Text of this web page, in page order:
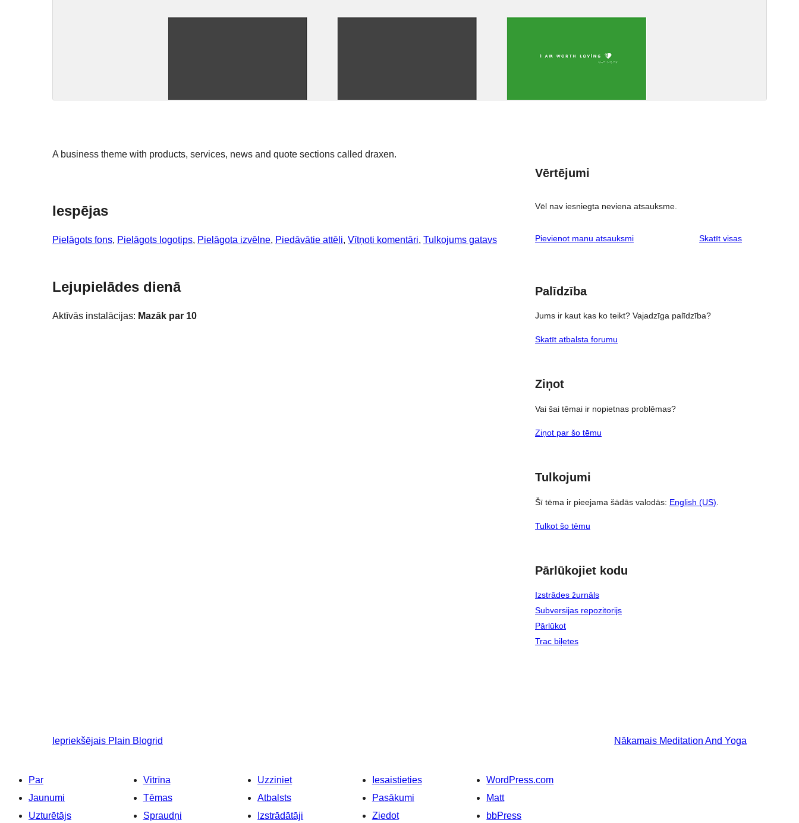
A business theme with products, services, news and quote sections called draxen.
Iespējas
Pielāgots fons, Pielāgots logotips, Pielāgota izvēlne, Piedāvātie attēli, Vītņoti komentāri, Tulkojums gatavs
Lejupielādes dienā
Aktīvās instalācijas: Mazāk par 10
Vērtējumi
Vēl nav iesniegta neviena atsauksme.
Pievienot manu atsauksmi Skatīt visasatsauksmes
Palīdzība
Jums ir kaut kas ko teikt? Vajadzīga palīdzība?
Skatīt atbalsta forumu
Ziņot
Vai šai tēmai ir nopietnas problēmas?
Ziņot par šo tēmu
Tulkojumi
Šī tēma ir pieejama šādās valodās: English (US)
Tulkot šo tēmu
Pārlūkojiet kodu
Izstrādes žurnāls
Subversijas repozitorijs
Pārlūkot
Trac biļetes
Iepriekšējais Plain Blogrid Nākamais Meditation And Yoga
Par
Jaunumi
Uzturētājs
Vitrīna
Tēmas
Spraudņi
Uzziniet
Atbalsts
Izstrādātāji
Iesaistieties
Pasākumi
Ziedot
WordPress.com
Matt
bbPress